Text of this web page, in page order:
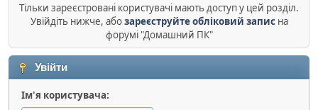
Тільки зареєстровані користувачі мають доступ у цей розділ.
Увійдіть нижче, абозареєструйте обліковий записна
форумі "Домашний ПК"
Увійти
Ім'я користувача: